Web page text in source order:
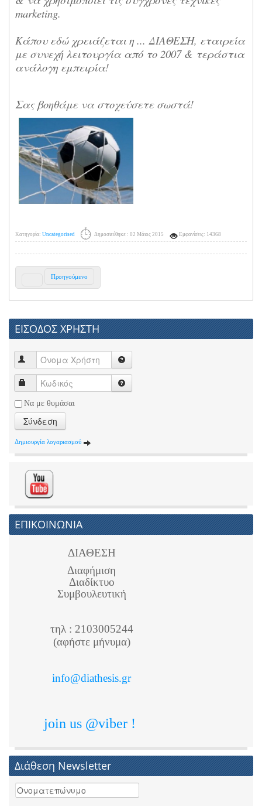
marketing.
Κάπου εδώ χρειάζεται η ... ΔΙΑΘΕΣΗ, εταιρεία
με συνεχή λειτουργία από το 2007 & τεράστια
ανάλογη εμπειρία!
Σας βοηθάμε να στοχεύσετε σωστά!
Κατηγορία: Uncategorised Δημοσιεύθηκε : 02 Μάιος 2015 Εμφανίσεις: 14368
Προηγούμενο
ΕΙΣΟΔΟΣ ΧΡΗΣΤΗ
Να με θυμάσαι
Σύνδεση
Δημιουργία λογαριασμού
ΕΠΙΚΟΙΝΩΝΙΑ
ΔΙΑΘΕΣΗ
Διαφήμιση
Διαδίκτυο
Συμβουλευτική
τηλ : 2103005244
(αφήστε μήνυμα)
info@diathesis.gr
join us @viber !
Διάθεση Newsletter